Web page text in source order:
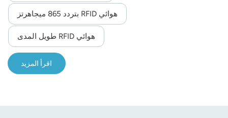
هوائي RFID بتردد 865 ميجاهرتز
هوائي RFID طويل المدى
اقرأ المزيد